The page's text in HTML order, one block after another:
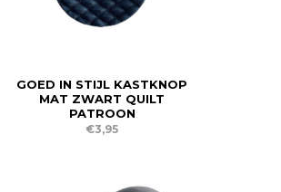
GOED IN STIJL KASTKNOP
MAT ZWART QUILT
PATROON
€3,95